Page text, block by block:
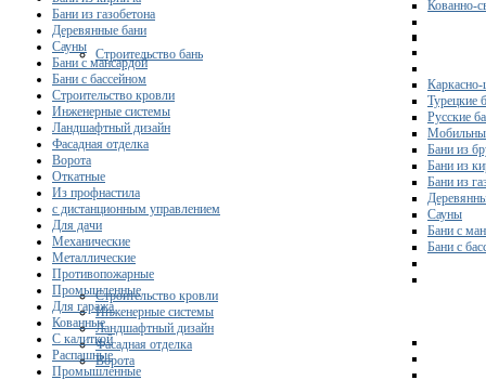
Кованно-
Строительство бань
Турецкие
Русские
Бани из
Бани из
Бани из
Сауны
Бани с
Бани с
Строительство кровли
Инженерные системы
Ландшафтный дизайн
Фасадная отделка
Ворота
Бани из газобетона
Деревянные бани
Сауны
Бани с мансардой
Бани с бассейном
Строительство кровли
Инженерные системы
Ландшафтный дизайн
Фасадная отделка
Ворота
Откатные
Из профнастила
с дистанционным управлением
Для дачи
Механические
Металлические
Противопожарные
Промышленные
Для гаража
Кованные
С калиткой
Распашные
Промышленные